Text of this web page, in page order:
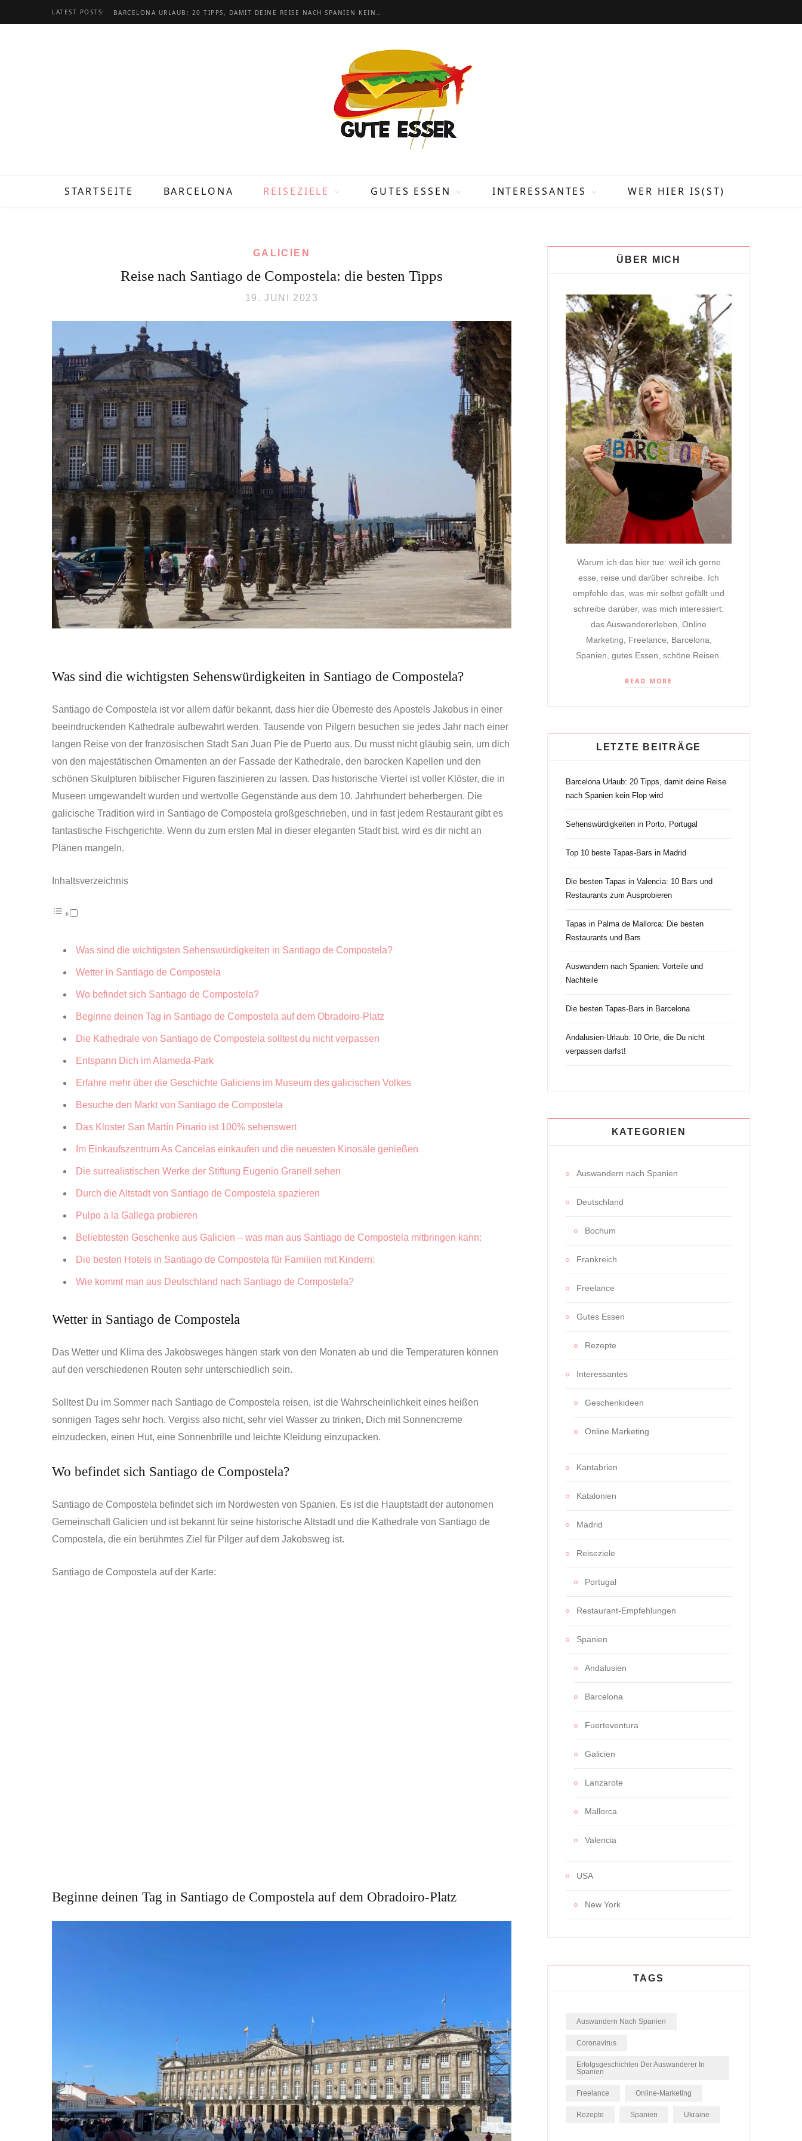
LATEST POSTS: BARCELONA URLAUB: 20 TIPPS, DAMIT DEINE REISE NACH SPANIEN KEIN FLOP WIRD
STARTSEITE BARCELONA REISEZIELE GUTES ESSEN INTERESSANTES WER HIER IS(ST)
GALICIEN
Reise nach Santiago de Compostela: die besten Tipps
19. JUNI 2023
Was sind die wichtigsten Sehenswürdigkeiten in Santiago de Compostela?
Santiago de Compostela ist vor allem dafür bekannt, dass hier die Überreste des Apostels Jakobus in einer
beeindruckenden Kathedrale aufbewahrt werden. Tausende von Pilgern besuchen sie jedes Jahr nach einer
langen Reise von der französischen Stadt San Juan Pie de Puerto aus. Du musst nicht gläubig sein, um dich
von den majestätischen Ornamenten an der Fassade der Kathedrale, den barocken Kapellen und den
schönen Skulpturen biblischer Figuren faszinieren zu lassen. Das historische Viertel ist voller Klöster, die in
Museen umgewandelt wurden und wertvolle Gegenstände aus dem 10. Jahrhundert beherbergen. Die
galicische Tradition wird in Santiago de Compostela großgeschrieben, und in fast jedem Restaurant gibt es
fantastische Fischgerichte. Wenn du zum ersten Mal in dieser eleganten Stadt bist, wird es dir nicht an
Plänen mangeln.
Inhaltsverzeichnis
Was sind die wichtigsten Sehenswürdigkeiten in Santiago de Compostela?
Wetter in Santiago de Compostela
Wo befindet sich Santiago de Compostela?
Beginne deinen Tag in Santiago de Compostela auf dem Obradoiro-Platz
Die Kathedrale von Santiago de Compostela solltest du nicht verpassen
Entspann Dich im Alameda-Park
Erfahre mehr über die Geschichte Galiciens im Museum des galicischen Volkes
Besuche den Markt von Santiago de Compostela
Das Kloster San Martín Pinario ist 100% sehenswert
Im Einkaufszentrum As Cancelas einkaufen und die neuesten Kinosäle genießen
Die surrealistischen Werke der Stiftung Eugenio Granell sehen
Durch die Altstadt von Santiago de Compostela spazieren
Pulpo a la Gallega probieren
Beliebtesten Geschenke aus Galicien – was man aus Santiago de Compostela mitbringen kann:
Die besten Hotels in Santiago de Compostela für Familien mit Kindern:
Wie kommt man aus Deutschland nach Santiago de Compostela?
Wetter in Santiago de Compostela
Das Wetter und Klima des Jakobsweges hängen stark von den Monaten ab und die Temperaturen können
auf den verschiedenen Routen sehr unterschiedlich sein.
Solltest Du im Sommer nach Santiago de Compostela reisen, ist die Wahrscheinlichkeit eines heißen
sonnigen Tages sehr hoch. Vergiss also nicht, sehr viel Wasser zu trinken, Dich mit Sonnencreme
einzudecken, einen Hut, eine Sonnenbrille und leichte Kleidung einzupacken.
Wo befindet sich Santiago de Compostela?
Santiago de Compostela befindet sich im Nordwesten von Spanien. Es ist die Hauptstadt der autonomen
Gemeinschaft Galicien und ist bekannt für seine historische Altstadt und die Kathedrale von Santiago de
Compostela, die ein berühmtes Ziel für Pilger auf dem Jakobsweg ist.
Santiago de Compostela auf der Karte:
Beginne deinen Tag in Santiago de Compostela auf dem Obradoiro-Platz
ÜBER MICH
Warum ich das hier tue: weil ich gerne
esse, reise und darüber schreibe. Ich
empfehle das, was mir selbst gefällt und
schreibe darüber, was mich interessiert:
das Auswandererleben, Online
Marketing, Freelance, Barcelona,
Spanien, gutes Essen, schöne Reisen.
READ MORE
LETZTE BEITRÄGE
Barcelona Urlaub: 20 Tipps, damit deine Reise
nach Spanien kein Flop wird
Sehenswürdigkeiten in Porto, Portugal
Top 10 beste Tapas-Bars in Madrid
Die besten Tapas in Valencia: 10 Bars und
Restaurants zum Ausprobieren
Tapas in Palma de Mallorca: Die besten
Restaurants und Bars
Auswandern nach Spanien: Vorteile und
Nachteile
Die besten Tapas-Bars in Barcelona
Andalusien-Urlaub: 10 Orte, die Du nicht
verpassen darfst!
KATEGORIEN
Auswandern nach Spanien
Deutschland
Bochum
Frankreich
Freelance
Gutes Essen
Rezepte
Interessantes
Geschenkideen
Online Marketing
Kantabrien
Katalonien
Madrid
Reiseziele
Portugal
Restaurant-Empfehlungen
Spanien
Andalusien
Barcelona
Fuerteventura
Galicien
Lanzarote
Mallorca
Valencia
USA
New York
TAGS
Auswandern Nach Spanien
Coronavirus
Erfolgsgeschichten Der Auswanderer In
Spanien
Freelance Online-Marketing
Rezepte Spanien Ukraine